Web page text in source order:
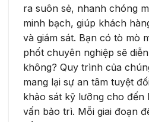
ra suôn sẻ, nhanh chóng
minh bạch, giúp khách
và giám sát. Bạn có tò mò
phốt chuyên nghiệp sẽ
không? Quy trình của
mang lại sự an tâm tuyệt
khảo sát kỹ lưỡng cho đến
vấn bảo trì. Mỗi giai đoạn